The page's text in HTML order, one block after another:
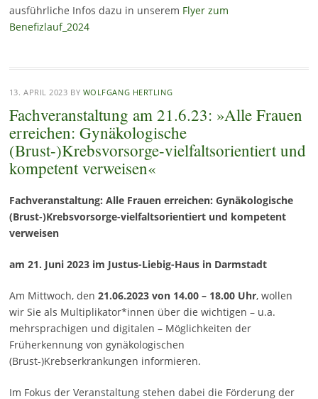
ausführliche Infos dazu in unserem Flyer zum
Benefizlauf_2024
13. APRIL 2023 BY WOLFGANG HERTLING
Fachveranstaltung am 21.6.23: »Alle Frauen
erreichen: Gynäkologische
(Brust-)Krebsvorsorge-vielfaltsorientiert und
kompetent verweisen«
Fachveranstaltung: Alle Frauen erreichen: Gynäkologische
(Brust-)Krebsvorsorge-vielfaltsorientiert und kompetent
verweisen
am 21. Juni 2023 im Justus-Liebig-Haus in Darmstadt
Am Mittwoch, den 21.06.2023 von 14.00 – 18.00 Uhr, wollen
wir Sie als Multiplikator*innen über die wichtigen – u.a.
mehrsprachigen und digitalen – Möglichkeiten der
Früherkennung von gynäkologischen
(Brust-)Krebserkrankungen informieren.
Im Fokus der Veranstaltung stehen dabei die Förderung der